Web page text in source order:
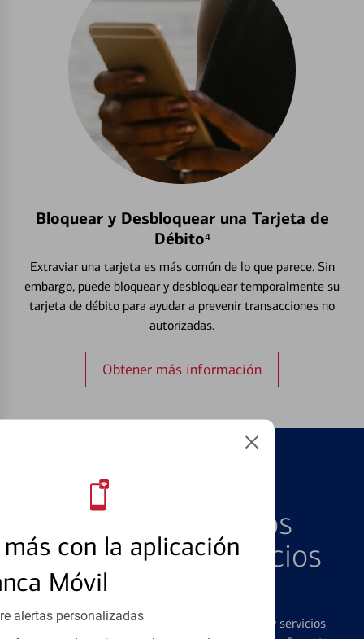
con la aplicación
Móvil
alertas personalizadas
Bloquear y Desbloquear una Tarjeta de
Débito⁴
Extraviar una tarjeta es más común de lo que parece. Sin
embargo, puede bloquear y desbloquear temporalmente su
tarjeta de débito para ayudar a prevenir transacciones no
autorizadas.
Obtener más información
Explore Nuestros
Productos y Servicios
Destacados
Ofrecemos una amplia gama de productos y servicios